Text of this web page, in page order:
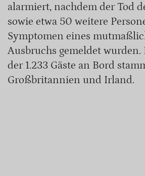
alarmiert, nachdem der Tod
sowie etwa 50 weitere
Symptomen eines
Ausbruchs gemeldet
der 1.233 Gäste an Bord
Großbritannien und Irland.